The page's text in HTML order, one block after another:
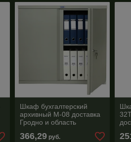
Шкаф бухгалтерский
архивный М-08 доставка
Гродно и область
366,29руб.